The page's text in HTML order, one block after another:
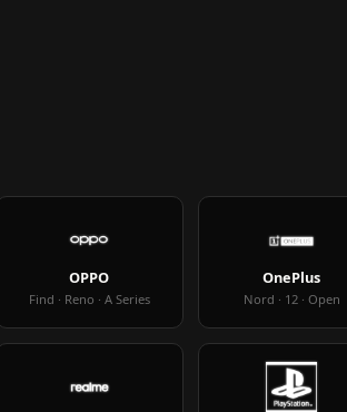
OPPO
Find · Reno · A Series
OnePlus
Nord · 12 · Open